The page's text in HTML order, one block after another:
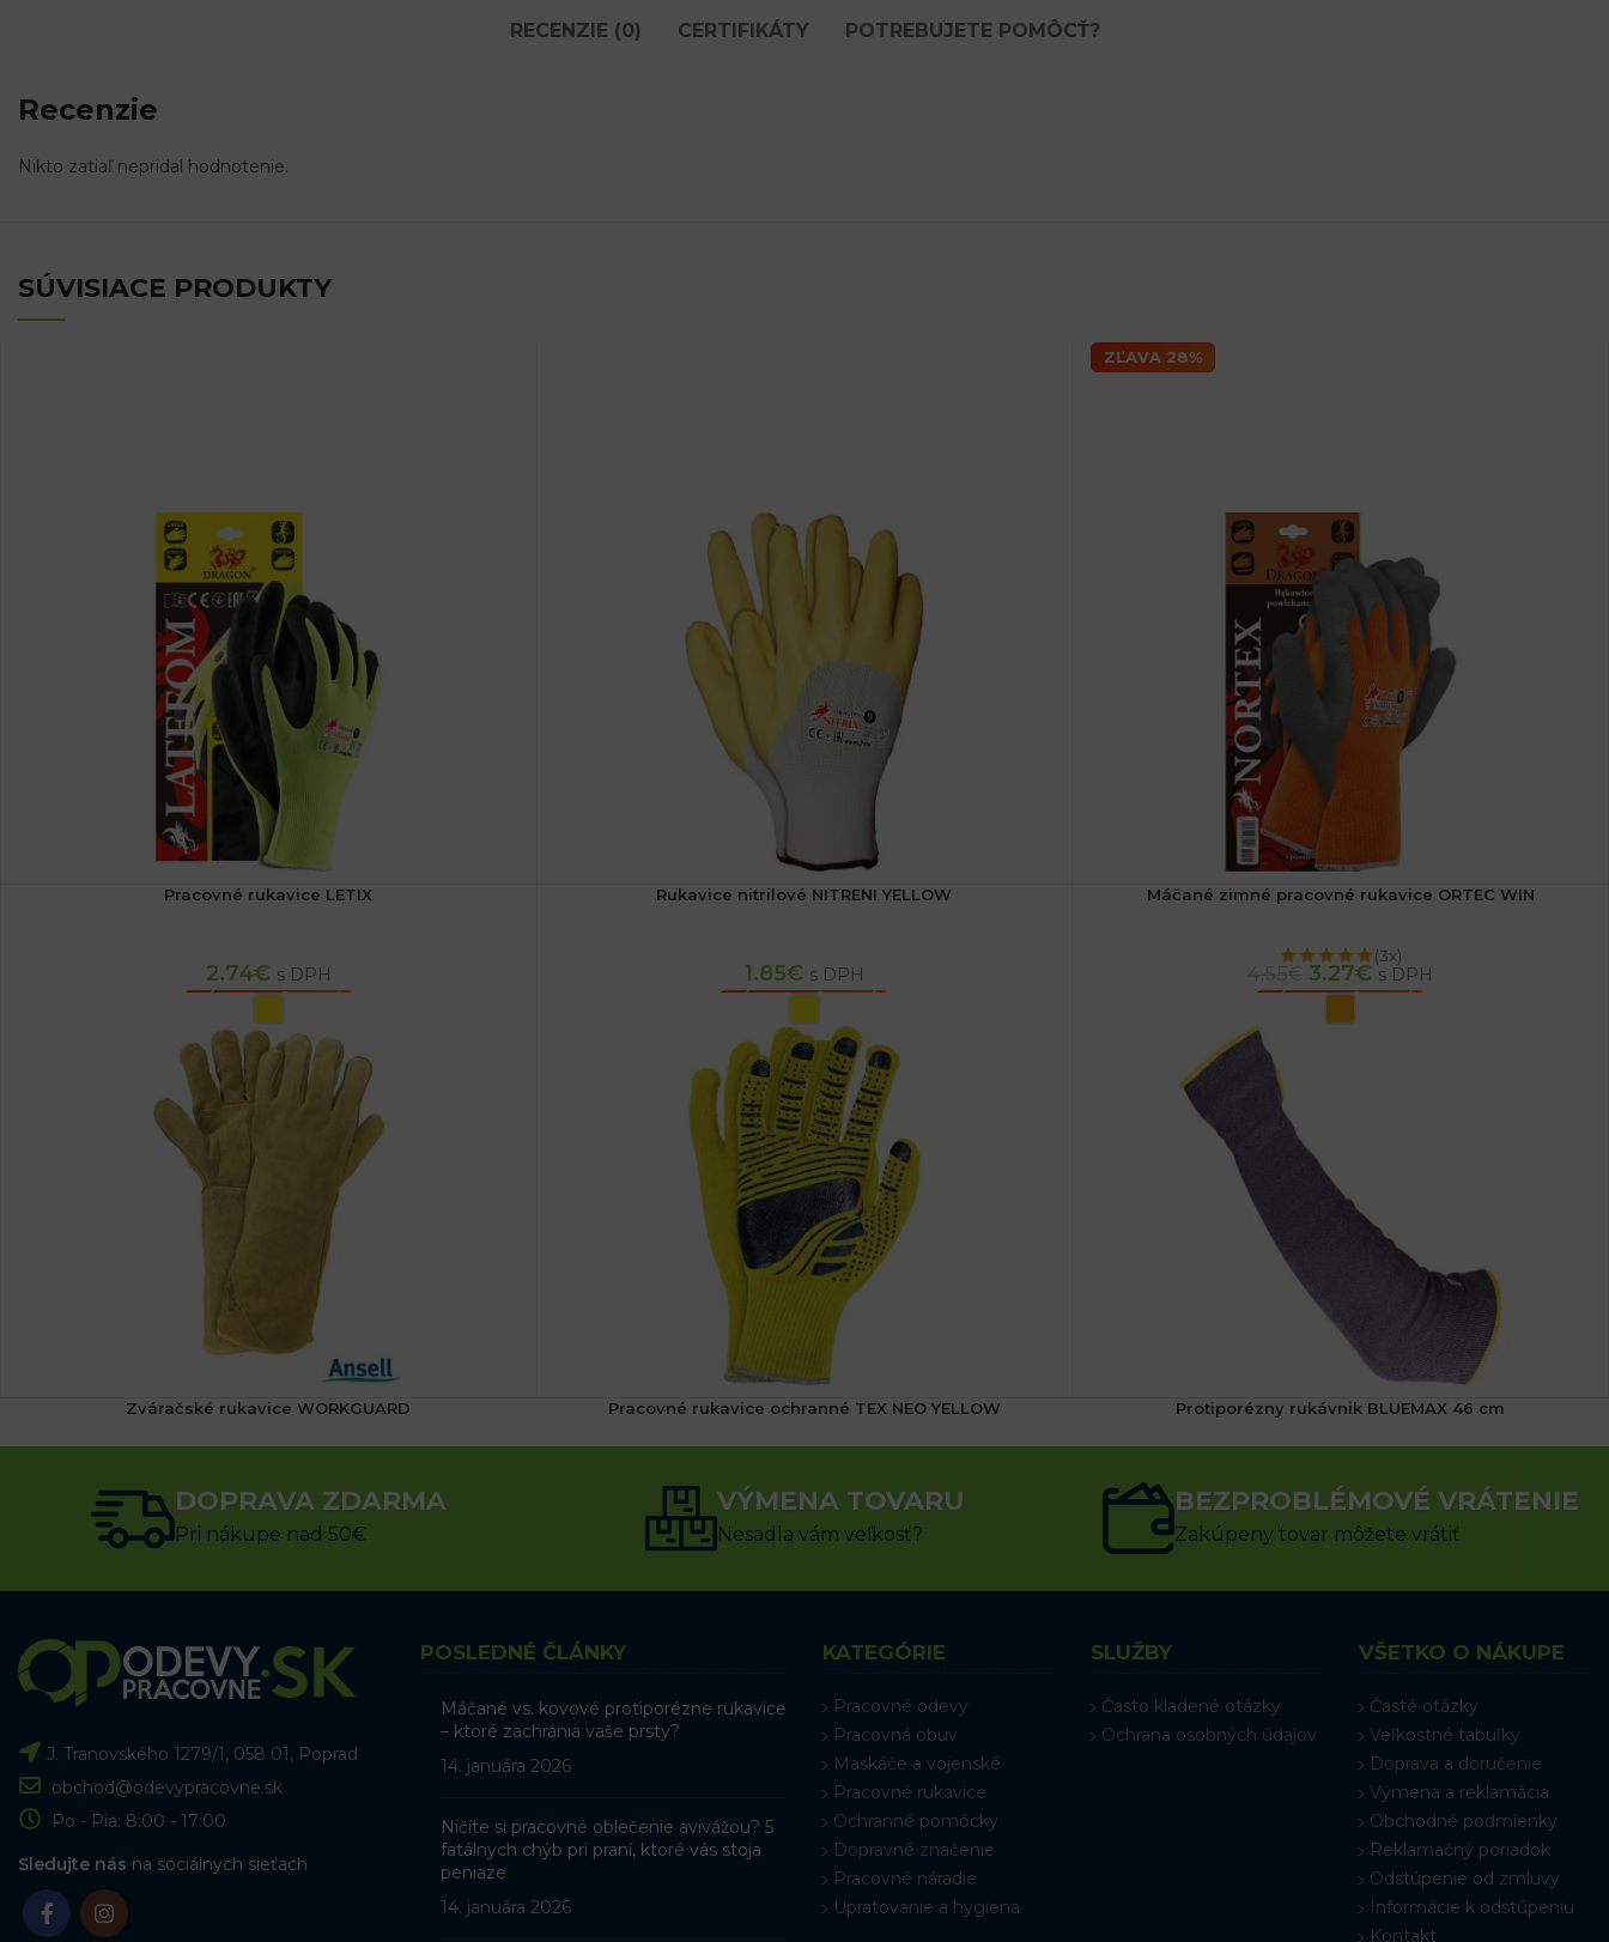
RECENZIE (0) CERTIFIKÁTY POTREBUJETE POMÔCŤ?
Recenzie
Nikto zatiaľ nepridal hodnotenie.
SÚVISIACE PRODUKTY
Pracovné rukavice LETIX
2.74€ s DPH
VÝBER MOŽNOSTÍ
Rukavice nitrilové NITRENI YELLOW
1.85€ s DPH
VÝBER MOŽNOSTÍ
ZĽAVA 28%
Máčané zimné pracovné rukavice ORTEC WIN
(3x)
3.27€ s DPH
VÝBER MOŽNOSTÍ
Zváračské rukavice WORKGUARD
22.76 € s DPH
VÝBER MOŽNOSTÍ
Pracovné rukavice ochranné TEX NEO YELLOW
1.49€ s DPH
VÝBER MOŽNOSTÍ
Protiporézny rukávnik BLUEMAX 46 cm
6.96 € s DPH
PRIDAŤ DO KOŠÍKA
DOPRAVA ZDARMA
Pri nákupe nad 50€
VÝMENA TOVARU
Nesadla vám veľkosť?
BEZPROBLÉMOVÉ VRÁTENIE
Zakúpeny tovar môžete vrátiť
J. Tranovského 1279/1, 058 01, Poprad
obchod@odevypracovne.sk
Po - Pia: 8:00 - 17:00
Sledujte nás na sociálnych sieťach
POSLEDNÉ ČLÁNKY
Máčané vs. kovové protiporézne rukavice
– ktoré zachránia vaše prsty?
14. januára 2026
Ničíte si pracovné oblečenie avivážou? 5
fatálnych chýb pri praní, ktoré vás stoja
peniaze
14. januára 2026
KATEGÓRIE
Pracovné odevy
Pracovná obuv
Maskáče a vojenské
Pracovné rukavice
Ochranné pomôcky
Dopravné značenie
Pracovné náradie
Upratovanie a hygiena
SLUŽBY
Často kladené otázky
Ochrana osobných údajov
VŠETKO O NÁKUPE
Časté otázky
Veľkostné tabuľky
Doprava a doručenie
Výmena a reklamácia
Obchodné podmienky
Reklamačný poriadok
Odstúpenie od zmluvy
Informácie k odstúpeniu
Kontakt